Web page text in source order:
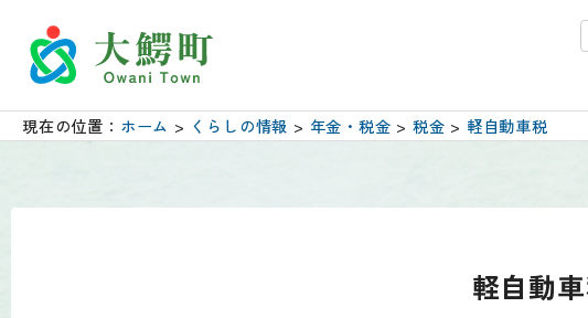
現在の位置： ホーム > くらしの情報 > 年金・税金 > 税金 > 軽自動車税
軽自動